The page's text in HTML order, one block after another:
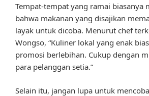
Tempat-tempat yang ramai biasanya
bahwa makanan yang disajikan
layak untuk dicoba. Menurut chef
Wongso, “Kuliner lokal yang enak
promosi berlebihan. Cukup dengan
para pelanggan setia.”
Selain itu, jangan lupa untuk